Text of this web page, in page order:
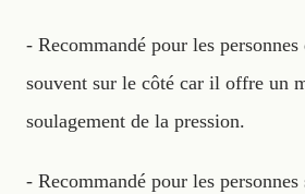
- Recommandé pour les
souvent sur le côté car il offre un
soulagement de la pression.
- Recommandé pour les